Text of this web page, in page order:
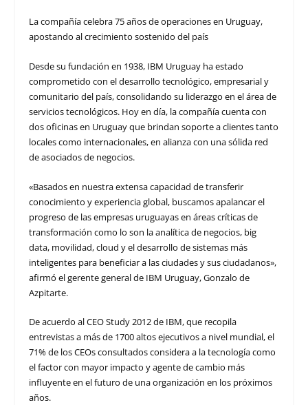
La compañía celebra 75 años de operaciones en Uruguay,
apostando al crecimiento sostenido del país
Desde su fundación en 1938, IBM Uruguay ha estado
comprometido con el desarrollo tecnológico, empresarial y
comunitario del país, consolidando su liderazgo en el área de
servicios tecnológicos. Hoy en día, la compañía cuenta con
dos oficinas en Uruguay que brindan soporte a clientes tanto
locales como internacionales, en alianza con una sólida red
de asociados de negocios.
«Basados en nuestra extensa capacidad de transferir
conocimiento y experiencia global, buscamos apalancar el
progreso de las empresas uruguayas en áreas críticas de
transformación como lo son la analítica de negocios, big
data, movilidad, cloud y el desarrollo de sistemas más
inteligentes para beneficiar a las ciudades y sus ciudadanos»,
afirmó el gerente general de IBM Uruguay, Gonzalo de
Azpitarte.
De acuerdo al CEO Study 2012 de IBM, que recopila
entrevistas a más de 1700 altos ejecutivos a nivel mundial, el
71% de los CEOs consultados considera a la tecnología como
el factor con mayor impacto y agente de cambio más
influyente en el futuro de una organización en los próximos
años.